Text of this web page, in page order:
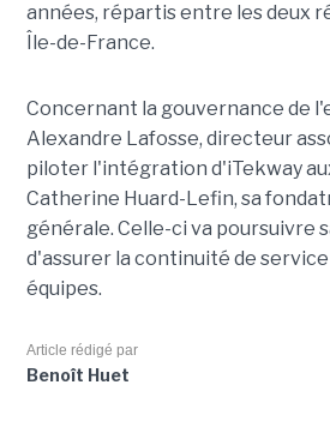
années, répartis entre les deux
Île-de-France.
Concernant la gouvernance de
Alexandre Lafosse, directeur
piloter l'intégration d'iTekway
Catherine Huard-Lefin, sa
générale. Celle-ci va poursuivre
d'assurer la continuité de
équipes.
Article rédigé par
Benoît Huet